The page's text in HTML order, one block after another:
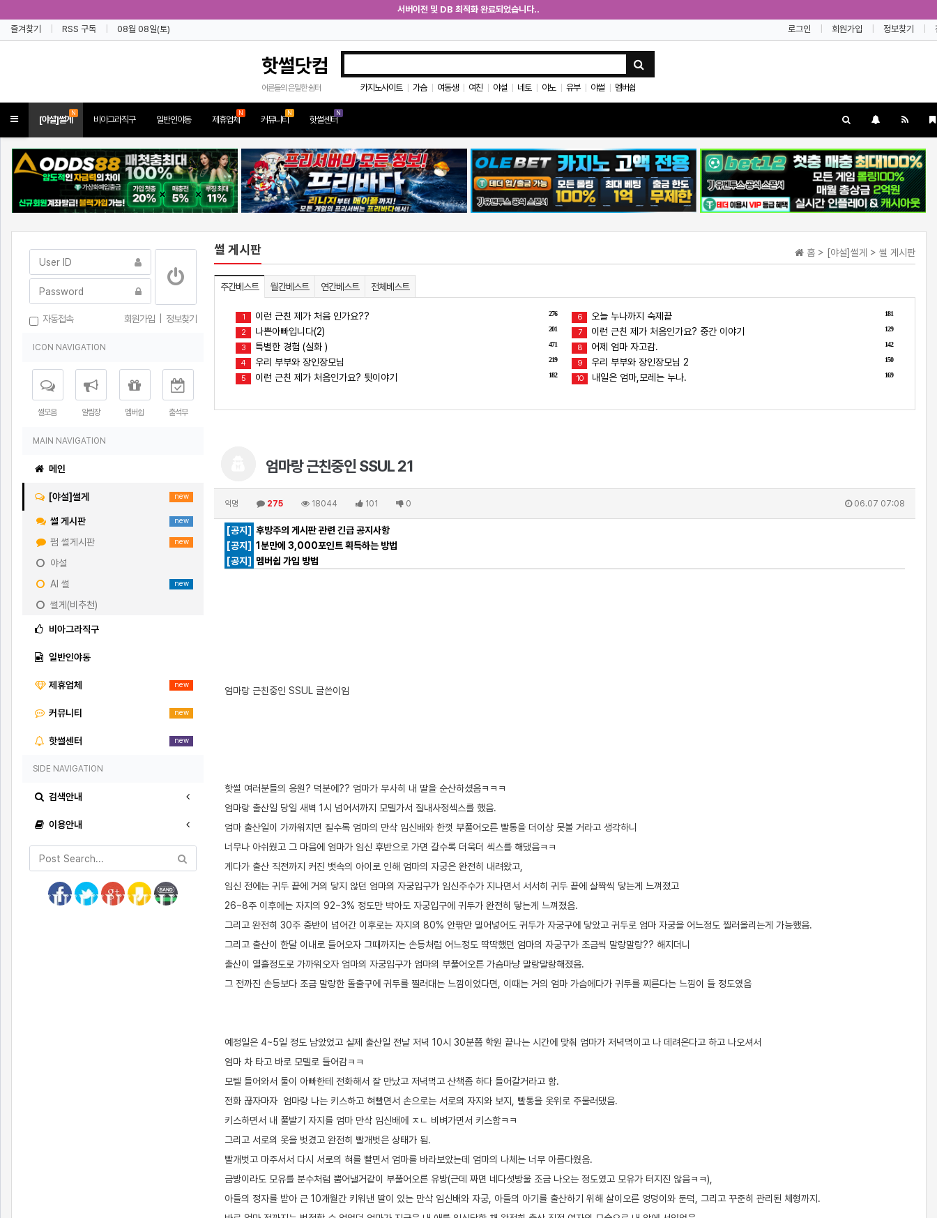
서버이전 및 DB 최적화 완료되었습니다..
즐겨찾기
RSS 구독 08월 08일(토) 로그인 회원가입 정보찾기
핫썰닷컴
어른들의 은밀한 쉼터 카지노사이트 가슴 여동생 여친 야설 네토 야노 유부 야썰 멤버쉽
Toggle[야설]썰게
N
비아그라직구 일반인야동 제휴업체
N
커뮤니티
N
핫썰센터
N
홈 > [야설]썰게 > 썰 게시판
썰 게시판
주간베스트 월간베스트 연간베스트 전체베스트
276
1 이런 근친 제가 처음 인가요??
201
2 나쁜아빠입니다(2)
471
3 특별한 경험 (실화 )
219
4 우리 부부와 장인장모님
182
5 이런 근친 제가 처음인가요? 뒷이야기
181
6 오늘 누나까지 숙제끝
129
7 이런 근친 제가 처음인가요? 중간 이야기
142
8 어제 엄마 자고감.
150
9 우리 부부와 장인장모님 2
169
10 내일은 엄마,모레는 누나.
엄마랑 근친중인 SSUL 21
익명 275 18044 101 0 06.07 07:08
[공지] 후방주의 게시판 관련 긴급 공지사항
[공지] 1분만에 3,000포인트 획득하는 방법
[공지]
멤버쉽 가입 방법
엄마랑 근친중인 SSUL 글쓴이임
핫썰 여러분들의 응원? 덕분에?? 엄마가 무사히 내 딸을 순산하셨음ㅋㅋㅋ
엄마랑 출산일 당일 새벽 1시 넘어서까지 모텔가서 질내사정섹스를 했음.
엄마 출산일이 가까워지면 질수록 엄마의 만삭 임신배와 한껏 부풀어오른 빨통을 더이상 못볼 거라고 생각하니
너무나 아쉬웠고 그 마음에 엄마가 임신 후반으로 가면 갈수록 더욱더 섹스를 해댔음ㅋㅋ
게다가 출산 직전까지 커진 뱃속의 아이로 인해 엄마의 자궁은 완전히 내려왔고,
임신 전에는 귀두 끝에 거의 닿지 않던 엄마의 자궁입구가 임신주수가 지나면서 서서히 귀두 끝에 살짝씩 닿는게 느껴졌고
26~8주 이후에는 자지의 92~3% 정도만 박아도 자궁입구에 귀두가 완전히 닿는게 느껴졌음.
그리고 완전히 30주 중반이 넘어간 이후로는 자지의 80% 안팎만 밀어넣어도 귀두가 자궁구에 닿았고 귀두로 엄마 자궁을 어느정도 찔러올리는게 가능했음.
그리고 출산이 한달 이내로 들어오자 그때까지는 손등처럼 어느정도 딱딱했던 엄마의 자궁구가 조금씩 말랑말랑?? 해지더니
출산이 열흘정도로 가까워오자 엄마의 자궁입구가 엄마의 부풀어오른 가슴마냥 말랑말랑해졌음.
그 전까진 손등보다 조금 말랑한 돌출구에 귀두를 찔러대는 느낌이었다면, 이때는 거의 엄마 가슴에다가 귀두를 찌른다는 느낌이 들 정도였음
예정일은 4~5일 정도 남았었고 실제 출산일 전날 저녁 10시 30분쯤 학원 끝나는 시간에 맞춰 엄마가 저녁먹이고 나 데려온다고 하고 나오셔서
엄마 차 타고 바로 모텔로 들어감ㅋㅋ
모텔 들어와서 둘이 아빠한테 전화해서 잘 만났고 저녁먹고 산책좀 하다 들어갈거라고 함.
전화 끊자마자 엄마랑 나는 키스하고 혀빨면서 손으로는 서로의 자지와 보지, 빨통을 옷위로 주물러댔음.
키스하면서 내 풀발기 자지를 엄마 만삭 임신배에 ㅈㄴ 비벼가면서 키스함ㅋㅋ
그리고 서로의 옷을 벗겼고 완전히 빨개벗은 상태가 됨.
빨개벗고 마주서서 다시 서로의 혀를 빨면서 엄마를 바라보았는데 엄마의 나체는 너무 아름다웠음.
금방이라도 모유를 분수처럼 뿜어낼거같이 부풀어오른 유방(근데 짜면 네다섯방울 조금 나오는 정도였고 모유가 터지진 않음ㅋㅋ),
아들의 정자를 받아 근 10개월간 키워낸 딸이 있는 만삭 임신배와 자궁, 아들의 아기를 출산하기 위해 살이오른 엉덩이와 둔덕, 그리고 꾸준히 관리된 체형까지.
자동접속 회원가입 정보찾기
ICON NAVIGATION
썰모음 알림장 멤버쉽 출석부
MAIN NAVIGATION
메인
[야설]썰게 new
new
썰 게시판
new
펌 썰게시판
야설
new
AI 썰
썰게(비추천)
비아그라직구
일반인야동
제휴업체 new
커뮤니티 new
핫썰센터 new
SIDE NAVIGATION
검색안내
이용안내